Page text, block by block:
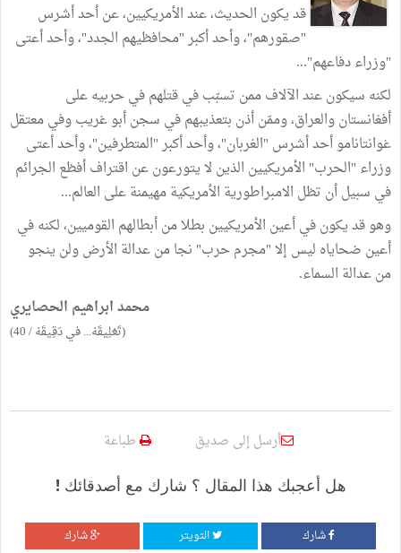
قد يكون الحديث، عند الأمريكيين، عن أحد أشرس
"صقورهم"، وأحد أكبر "محافظيهم الجدد"، وأحد أعتى
"وزراء دفاعهم"...
لكنه سيكون عند الآلاف ممن تسبّب في قتلهم في حربيه على
أفغانستان والعراق، وممّن أذن بتعذيبهم في سجن أبو غريب وفي معتقل
غوانتانامو أحد أشرس "الغربان"، وأحد أكبر "المتطرفين"، وأحد أعتى
وزراء "الحرب" الأمريكيين الذين لا يتورعون عن اقتراف أفظع الجرائم
في سبيل أن تظل الامبراطورية الأمريكية مهيمنة على العالم...
وهو قد يكون في أعين الأمريكيين بطلا من أبطالهم القوميين، لكنه في
أعين ضحاياه ليس إلا "مجرم حرب" نجا من عدالة الأرض ولن ينجو
من عدالة السماء.
محمد ابراهيم الحصايري
(تَعْلِيقَهْ... في دَقِيقَهْ / 40)
أرسل إلى صديق طباعة
هل أعجبك هذا المقال ؟ شارك مع أصدقائك !
شارك التويتر شارك